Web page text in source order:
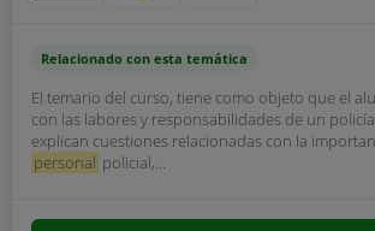
Relacionado con esta temática
El temario del curso, tiene como objeto que el
con las labores y responsabilidades de un
explican cuestiones relacionadas con la
personal policial,...